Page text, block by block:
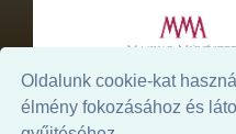
Oldalunk cookie-kat
élmény fokozásához és